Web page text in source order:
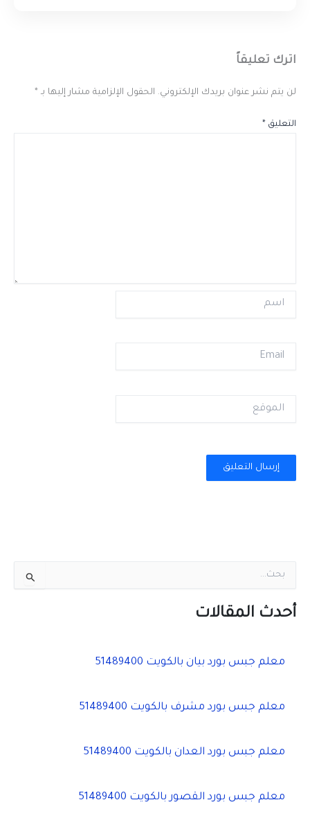
اترك تعليقاً
لن يتم نشر عنوان بريدك الإلكتروني. الحقول الإلزامية مشار إليها بـ *
التعليق *
اسم
Email
الموقع
ح
أحدث المقالات
معلم جبس بورد بيان بالكويت 51489400
معلم جبس بورد مشرف بالكويت 51489400
معلم جبس بورد العدان بالكويت 51489400
معلم جبس بورد القصور بالكويت 51489400